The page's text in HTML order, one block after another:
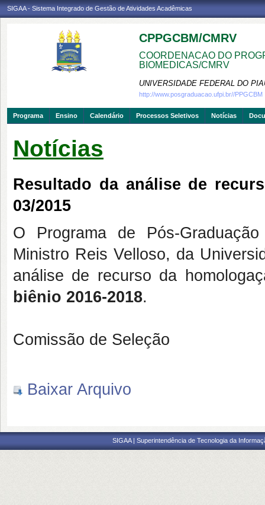
SIGAA - Sistema Integrado de Gestão de Atividades Acadêmicas
CPPGCBM/CMRV
COORDENACAO DO
BIOMEDICAS/CMRV
UNIVERSIDADE FEDERAL DO
http://www.posgraduacao.ufpi.br//PPGCBM
Programa Ensino Calendário Processos Seletivos Notícias
Notícias
Resultado da análise de
03/2015
O Programa de Pós-
Ministro Reis Velloso, da
análise de recurso da
biênio 2016-2018.
Comissão de Seleção
Baixar Arquivo
SIGAA | Superintendência de Tecnologia da